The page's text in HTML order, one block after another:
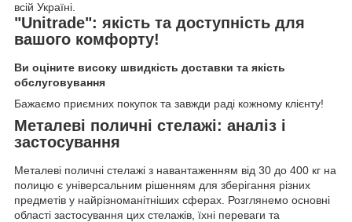
всій Україні.
"Unitrade": якість та доступність для
вашого комфорту!
Ви оціните високу швидкість доставки та якість
обслуговування
Бажаємо приємних покупок та завжди раді кожному клієнту!
Металеві поличні стелажі: аналіз і
застосування
Металеві поличні стелажі з навантаженням від 30 до 400 кг на
полицю є універсальним рішенням для зберігання різних
предметів у найрізноманітніших сферах. Розглянемо основні
області застосування цих стелажів, їхні переваги та